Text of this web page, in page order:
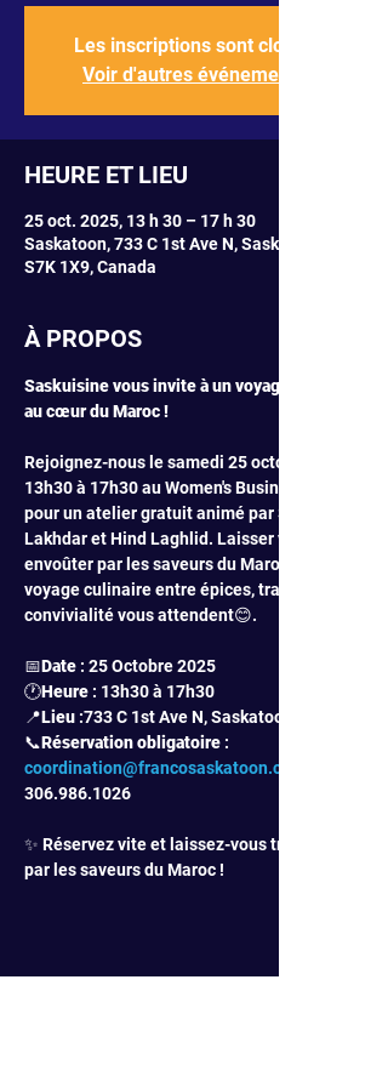
Les inscriptions sont closes
Voir d'autres événements
HEURE ET LIEU
25 oct. 2025, 13 h 30 – 17 h 30
Saskatoon, 733 C 1st Ave N, Saskatoon, SK
S7K 1X9, Canada
À PROPOS
Saskuisine vous invite à un voyage culinaire
au cœur du Maroc !
Rejoignez-nous le samedi 25 octobre de
13h30 à 17h30 au Women's Business Hub
pour un atelier gratuit animé par Salma
Lakhdar et Hind Laghlid. Laisser vous
envoûter par les saveurs du Maroc où un
voyage culinaire entre épices, tradition et
convivialité vous attendent😊.
📅Date : 25 Octobre 2025
🕐Heure : 13h30 à 17h30
📍Lieu :733 C 1st Ave N, Saskatoon
📞Réservation obligatoire :
coordination@francosaskatoon.ca
306.986.1026
✨ Réservez vite et laissez-vous transporter
par les saveurs du Maroc !